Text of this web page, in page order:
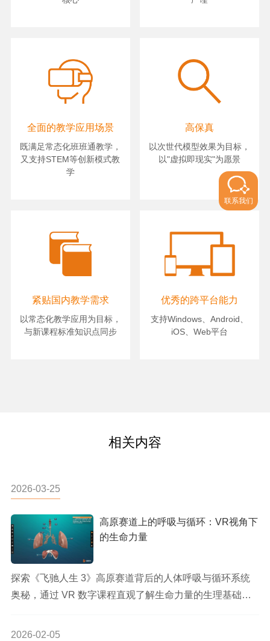
全面的教学应用场景
既满足常态化班班通教学，
又支持STEM等创新模式教
学
高保真
以次世代模型效果为目标，
以"虚拟即现实"为愿景
紧贴国内教学需求
以常态化教学应用为目标，
与新课程标准知识点同步
优秀的跨平台能力
支持Windows、Android、
iOS、Web平台
相关内容
2026-03-25
高原赛道上的呼吸与循环：VR视角下
的生命力量
探索《飞驰人生 3》高原赛道背后的人体呼吸与循环系统
奥秘，通过 VR 数字课程直观了解生命力量的生理基础，
2026-02-05
联系我们